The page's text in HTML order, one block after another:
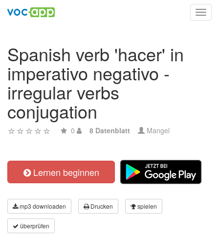
Spanish verb 'hacer' in
imperativo negativo -
irregular verbs
conjugation
0 8 Datenblatt Mangel
Lernen beginnen
mp3 downloaden Drucken spielen
überprüfen